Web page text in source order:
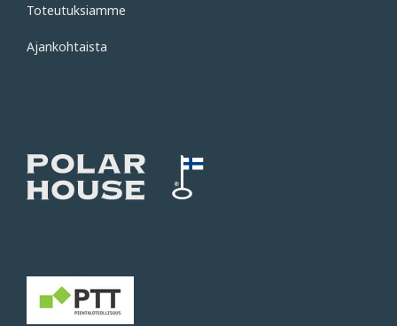
Toteutuksiamme
Ajankohtaista